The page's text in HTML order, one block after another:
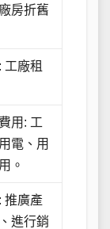
房折舊
工廠租
用: 工
電、用
。
推廣產
進行銷